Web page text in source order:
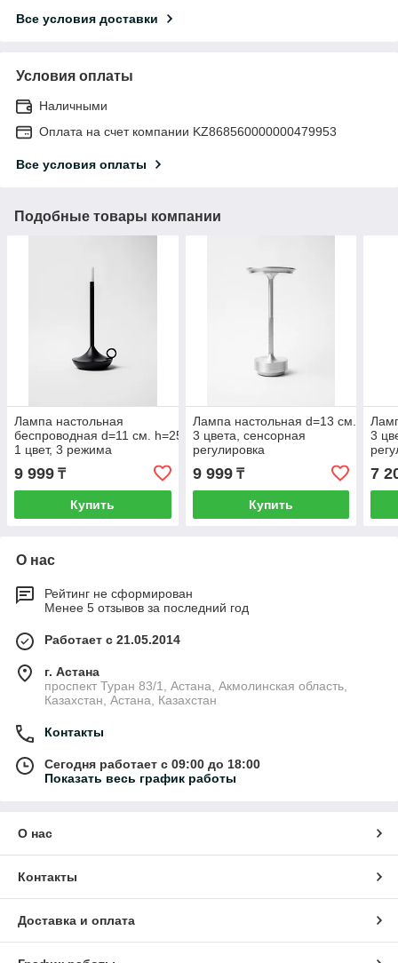
Все условия доставки
Условия оплаты
Наличными
Оплата на счет компании KZ868560000000479953
Все условия оплаты
Подобные товары компании
Лампа настольная
беспроводная d=11 см. h=25,5 см.
1 цвет, 3 режима
яркости, алюм., черная LED CANDLE
9 999 ₸
Купить
Лампа настольная d=13 см.
3 цвета, сенсорная
регулировка
яркости, алюм., серебристая LED
9 999₸
Купить
3
7
О нас
Рейтинг не сформирован
Менее 5 отзывов за последний год
Работает с 21.05.2014
г. Астана
проспект Туран 83/1, Астана, Акмолинская область,
Казахстан, Астана, Казахстан
Контакты
Сегодня работает с 09:00 до 18:00
Показать весь график работы
О нас
Контакты
Доставка и оплата